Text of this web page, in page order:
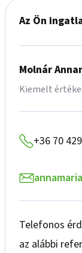
pincétől pár
illetve egy 7886
Az Ön
Molnár
Kiemelt
+36 70 429
Telefonos
az alábbi